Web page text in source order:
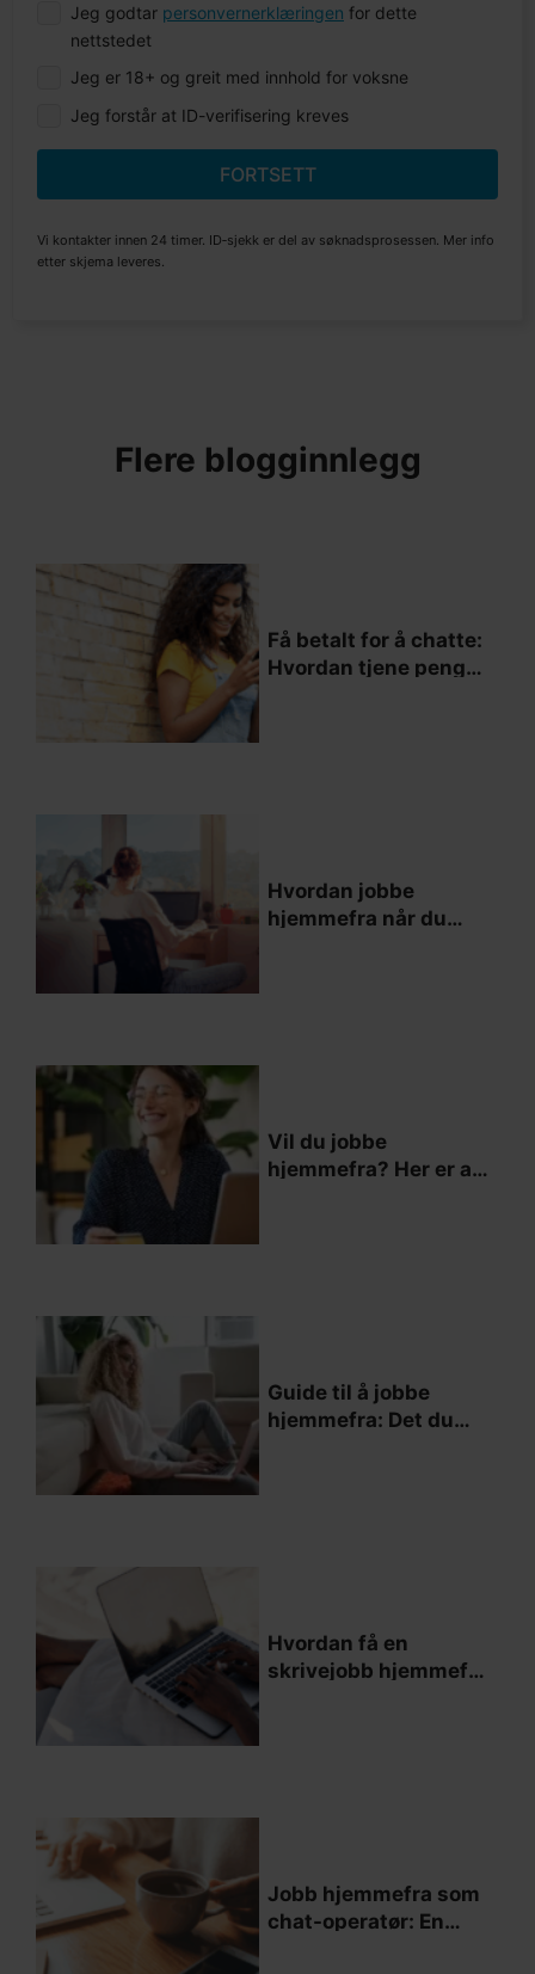
Jeg godtar personvernerklæringen for dette
nettstedet
Jeg er 18+ og greit med innhold for voksne
Jeg forstår at ID-verifisering kreves
FORTSETT
Vi kontakter innen 24 timer. ID‑sjekk er del av søknadsprosessen. Mer info
etter skjema leveres.
Flere blogginnlegg
Få betalt for å chatte:
Hvordan tjene penger
Hvordan jobbe
hjemmefra når du
Vil du jobbe
hjemmefra? Her er alt
Guide til å jobbe
hjemmefra: Det du
Hvordan få en
skrivejobb hjemmefra
Jobb hjemmefra som
chat-operatør: En